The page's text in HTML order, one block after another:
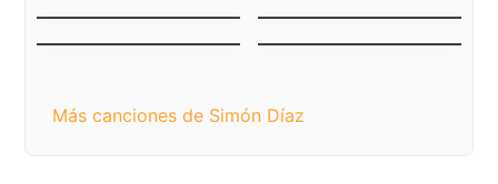
Tonada de Luna Llena
La Pena del Becerrero
Luna de Margarita
Caballo Viejo
Más canciones de Simón Díaz​